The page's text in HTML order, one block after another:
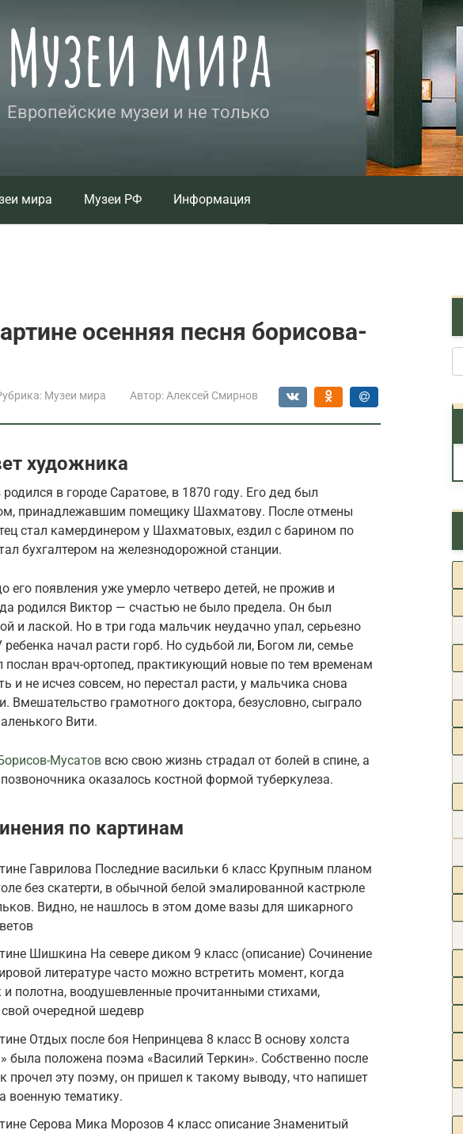
Музеи мира
Европейские музеи и не только
мира Музеи РФ Информация
осенняя песня борисова-
Музеи мира Автор: Алексей Смирнов
художника
в городе Саратове, в 1870 году. Его дед был
принадлежавшим помещику Шахматову. После отмены
стал камердинером у Шахматовых, ездил с барином по
бухгалтером на железнодорожной станции.
его появления уже умерло четверо детей, не прожив и
родился Виктор — счастью не было предела. Он был
и лаской. Но в три года мальчик неудачно упал, серьезно
начал расти горб. Но судьбой ли, Богом ли, семье
врач-ортопед, практикующий новые по тем временам
и не исчез совсем, но перестал расти, у мальчика снова
Вмешательство грамотного доктора, безусловно, сыграло
Вити.
Мусатов всю свою жизнь страдал от болей в спине, а
оказалось костной формой туберкулеза.
по картинам
Гаврилова Последние васильки 6 класс Крупным планом
без скатерти, в обычной белой эмалированной кастрюле
Видно, не нашлось в этом доме вазы для шикарного
Шишкина На севере диком 9 класс (описание) Сочинение
литературе часто можно встретить момент, когда
и полотна, воодушевленные прочитанными стихами,
очередной шедевр
Отдых после боя Непринцева 8 класс В основу холста
была положена поэма «Василий Теркин». Собственно после
прочел эту поэму, он пришел к такому выводу, что напишет
военную тематику.
Серова Мика Морозов 4 класс описание Знаменитый